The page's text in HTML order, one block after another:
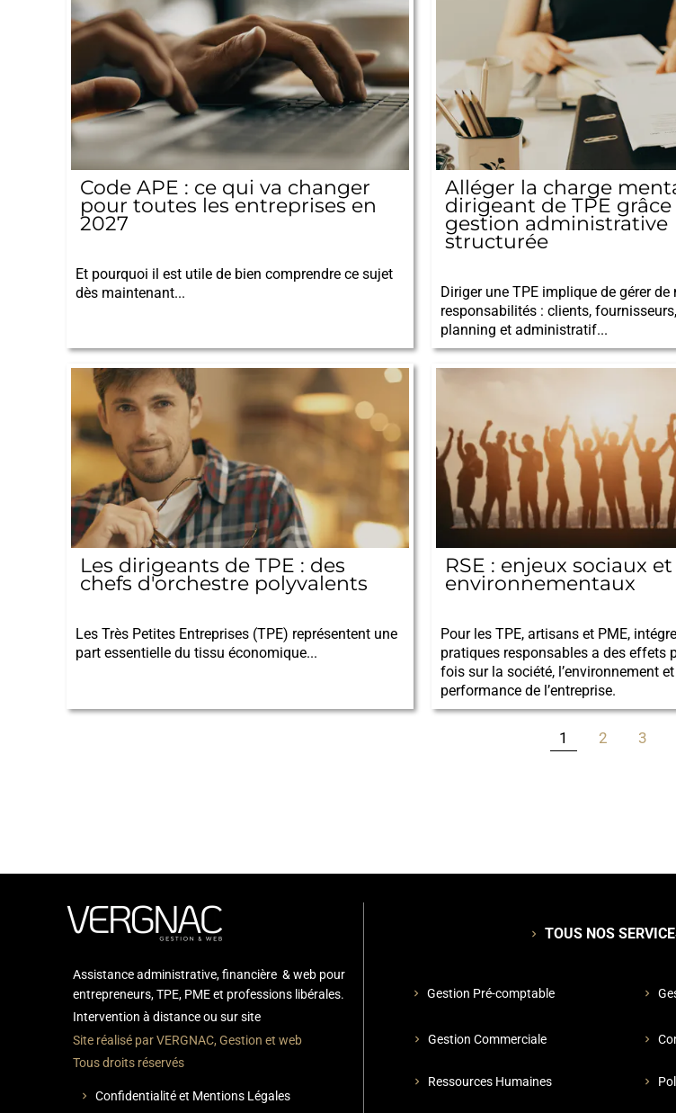
Assistance administrative, financière & web pour
entrepreneurs, TPE, PME et professions libérales.
Intervention à distance ou sur site
Site réalisé par VERGNAC, Gestion et web
Tous droits réservés
chevron_right TOUS NOS
chevron_right Gestion Commerciale
chevron_right Gestion Pré-comptable
chevron_right
chevron_right
chevron_right
chevron_right Ressources Humaines
chevron_right Confidentialité et Mentions Légales
Code APE : ce qui va changer
pour toutes les entreprises en
2027
Et pourquoi il est utile de bien comprendre ce sujet
dès maintenant...
Alléger la charge
dirigeant de TPE
gestion administrative
structurée
Diriger une TPE implique de gérer
responsabilités : clients,
planning et administratif...
Les dirigeants de TPE : des
chefs d'orchestre polyvalents
Les Très Petites Entreprises (TPE) représentent une
part essentielle du tissu économique...
RSE : enjeux sociaux et
environnementaux
Pour les TPE, artisans et PME,
pratiques responsables a des effets
fois sur la société, l’environnement
performance de l’entreprise.
1 2 3